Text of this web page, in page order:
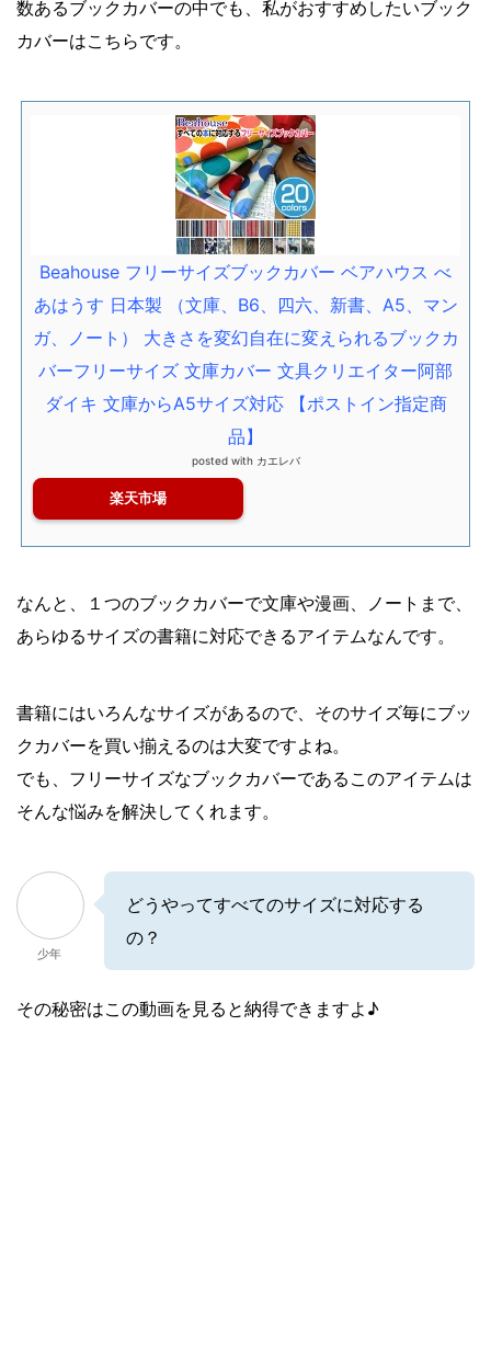
数あるブックカバーの中でも、私がおすすめしたいブック
カバーはこちらです。
Beahouse フリーサイズブックカバー ベアハウス べ
あはうす 日本製 （文庫、B6、四六、新書、A5、マン
ガ、ノート） 大きさを変幻自在に変えられるブックカ
バーフリーサイズ 文庫カバー 文具クリエイター阿部
ダイキ 文庫からA5サイズ対応 【ポストイン指定商
品】
posted with カエレバ
楽天市場
なんと、１つのブックカバーで文庫や漫画、ノートまで、
あらゆるサイズの書籍に対応できるアイテムなんです。
書籍にはいろんなサイズがあるので、そのサイズ毎にブッ
クカバーを買い揃えるのは大変ですよね。
でも、フリーサイズなブックカバーであるこのアイテムは
そんな悩みを解決してくれます。
少年
どうやってすべてのサイズに対応する
の？
その秘密はこの動画を見ると納得できますよ♪